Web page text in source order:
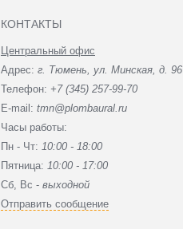
КОНТАКТЫ
Центральный офис
Адрес: г. Тюмень, ул. Минская, д. 96
Телефон: +7 (345) 257-99-70
E-mail: tmn@plombaural.ru
Часы работы:
Пн - Чт: 10:00 - 18:00
Пятница: 10:00 - 17:00
Сб, Вc - выходной
Отправить сообщение